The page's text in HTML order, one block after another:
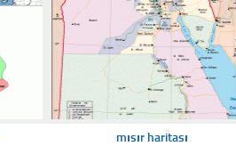
mısır haritası